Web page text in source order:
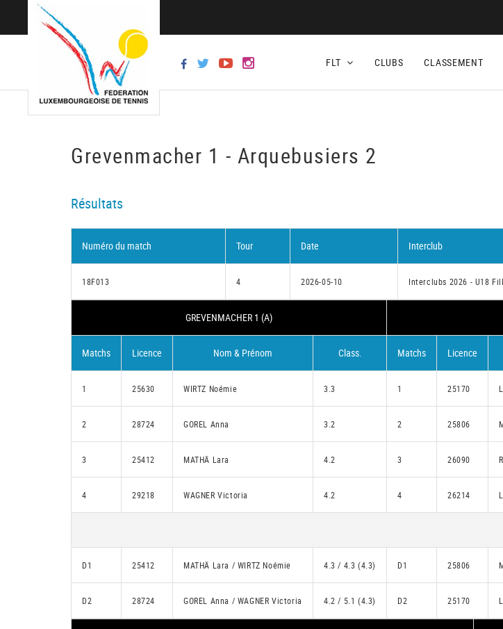
FLT CLUBS CLASSEMENT
Grevenmacher 1 - Arquebusiers 2
Résultats
Numéro du match Tour Date Interclub
18F013 4 2026-05-10 Interclubs 2026 - U18
GREVENMACHER 1 (A)
Matchs Licence Nom & Prénom Class. Matchs Licence
1 25630 WIRTZ Noémie 3.3 1 25170
2 28724 GOREL Anna 3.2 2 25806
3 25412 MATHÄ Lara 4.2 3 26090
4 29218 WAGNER Victoria 4.2 4 26214
D1 25412 MATHÄ Lara / WIRTZ Noémie 4.3 / 4.3 (4.3) D1 25806
D2 28724 GOREL Anna / WAGNER Victoria 4.2 / 5.1 (4.3) D2 25170